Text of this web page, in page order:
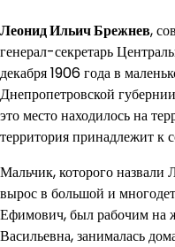
Леонид Ильич Брежнев,
генерал-секретарь
декабря 1906 года в
Днепропетровской
это место находилось на
территория принадлежит к
Мальчик, которого назвали
вырос в большой и
Ефимович, был рабочим на
Васильевна, занималась